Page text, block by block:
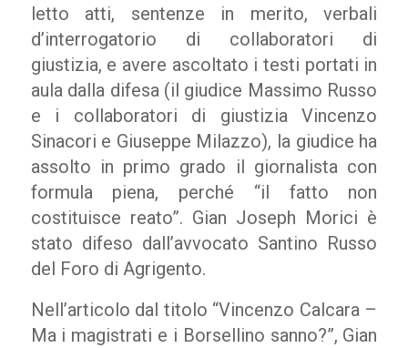
letto atti, sentenze in merito, verbali
d’interrogatorio di collaboratori di
giustizia, e avere ascoltato i testi portati in
aula dalla difesa (il giudice Massimo Russo
e i collaboratori di giustizia Vincenzo
Sinacori e Giuseppe Milazzo), la giudice ha
assolto in primo grado il giornalista con
formula piena, perché “il fatto non
costituisce reato”. Gian Joseph Morici è
stato difeso dall’avvocato Santino Russo
del Foro di Agrigento.
Nell’articolo dal titolo “Vincenzo Calcara –
Ma i magistrati e i Borsellino sanno?”, Gian